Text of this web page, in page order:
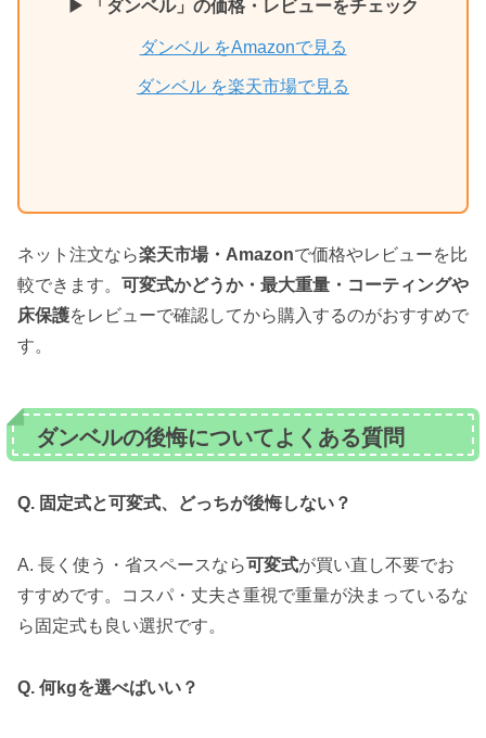
▶ 「ダンベル」の価格・レビューをチェック
ダンベル をAmazonで見る
ダンベル を楽天市場で見る
ネット注文なら楽天市場・Amazonで価格やレビューを比
較できます。 可変式かどうか・最大重量・コーティングや
床保護をレビューで確認してから購入するのがおすすめで
す。
ダンベルの後悔についてよくある質問
Q. 固定式と可変式、どっちが後悔しない？
A. 長く使う・省スペースなら可変式が買い直し不要でお
すすめです。コスパ・丈夫さ重視で重量が決まっているな
ら固定式も良い選択です。
Q. 何kgを選べばいい？